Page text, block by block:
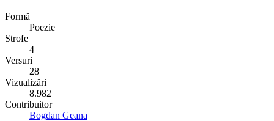
Formă
Poezie
Strofe
4
Versuri
28
Vizualizări
8.982
Contribuitor
Bogdan Geana